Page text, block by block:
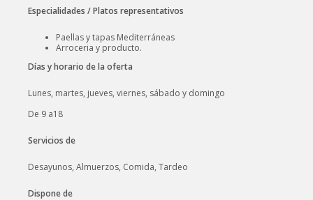
Especialidades / Platos representativos
Paellas y tapas Mediterráneas
Arroceria y producto.
Días y horario de la oferta
Lunes, martes, jueves, viernes, sábado y domingo
De 9 a18
Servicios de
Desayunos, Almuerzos, Comida, Tardeo
Dispone de